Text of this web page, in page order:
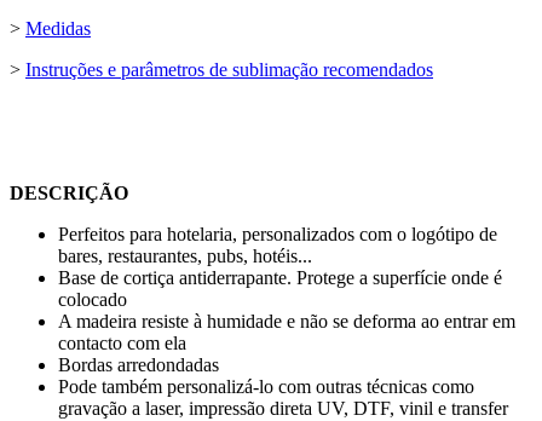
> Medidas
> Instruções e parâmetros de sublimação recomendados
DESCRIÇÃO
Perfeitos para hotelaria, personalizados com o logótipo de
bares, restaurantes, pubs, hotéis...
Base de cortiça antiderrapante. Protege a superfície onde é
colocado
A madeira resiste à humidade e não se deforma ao entrar em
contacto com ela
Bordas arredondadas
Pode também personalizá-lo com outras técnicas como
gravação a laser, impressão direta UV, DTF, vinil e transfer